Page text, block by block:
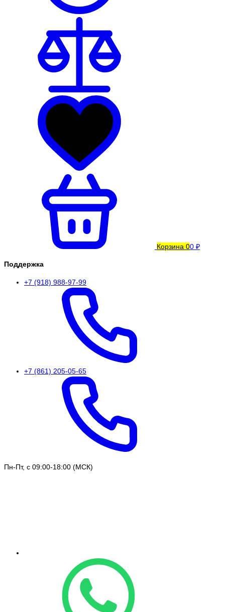
Корзина 00 ₽
Поддержка
+7 (918) 988-97-99
+7 (861) 205-05-65
Пн-Пт, с 09:00-18:00 (МСК)